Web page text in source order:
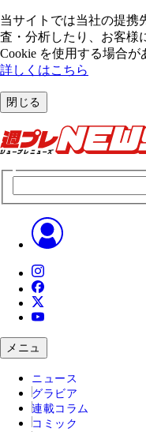
当サイトでは当社の提携
査・分析したり、お客様
Cookie を使⽤する場合が
詳しくはこちら
閉じる
メニュ
ニュース
グラビア
連載コラム
コミック